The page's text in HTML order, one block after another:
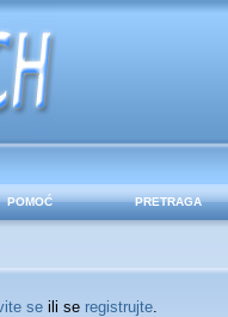
POMOĆ PRETRAGA
seili se registrujte.